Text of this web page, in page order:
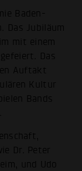
Baden-
Das Jubiläum
mit einem
Das
Auftakt
Kultur
Bands
Dr. Peter
und Udo